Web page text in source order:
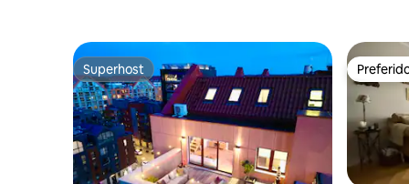
Superhost
Superhost